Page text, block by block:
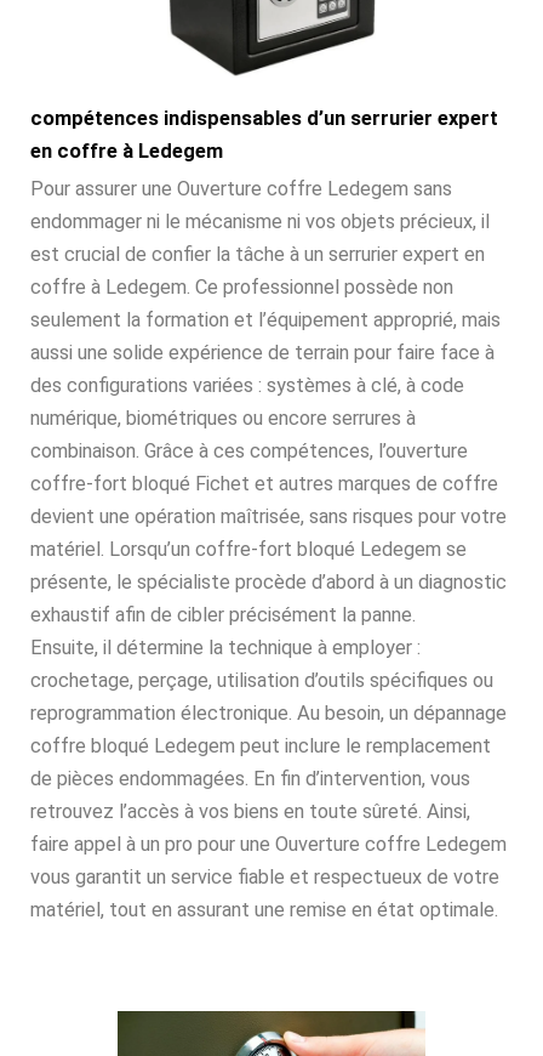
compétences indispensables d’un serrurier expert
en coffre à Ledegem
Pour assurer une Ouverture coffre Ledegem sans
endommager ni le mécanisme ni vos objets précieux, il
est crucial de confier la tâche à un serrurier expert en
coffre à Ledegem. Ce professionnel possède non
seulement la formation et l’équipement approprié, mais
aussi une solide expérience de terrain pour faire face à
des configurations variées : systèmes à clé, à code
numérique, biométriques ou encore serrures à
combinaison. Grâce à ces compétences, l’ouverture
coffre-fort bloqué Fichet et autres marques de coffre
devient une opération maîtrisée, sans risques pour votre
matériel. Lorsqu’un coffre-fort bloqué Ledegem se
présente, le spécialiste procède d’abord à un diagnostic
exhaustif afin de cibler précisément la panne.
Ensuite, il détermine la technique à employer :
crochetage, perçage, utilisation d’outils spécifiques ou
reprogrammation électronique. Au besoin, un dépannage
coffre bloqué Ledegem peut inclure le remplacement
de pièces endommagées. En fin d’intervention, vous
retrouvez l’accès à vos biens en toute sûreté. Ainsi,
faire appel à un pro pour une Ouverture coffre Ledegem
vous garantit un service fiable et respectueux de votre
matériel, tout en assurant une remise en état optimale.